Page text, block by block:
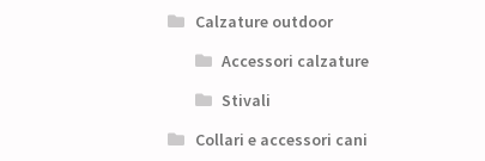
Calzature outdoor
Accessori calzature
Stivali
Collari e accessori cani